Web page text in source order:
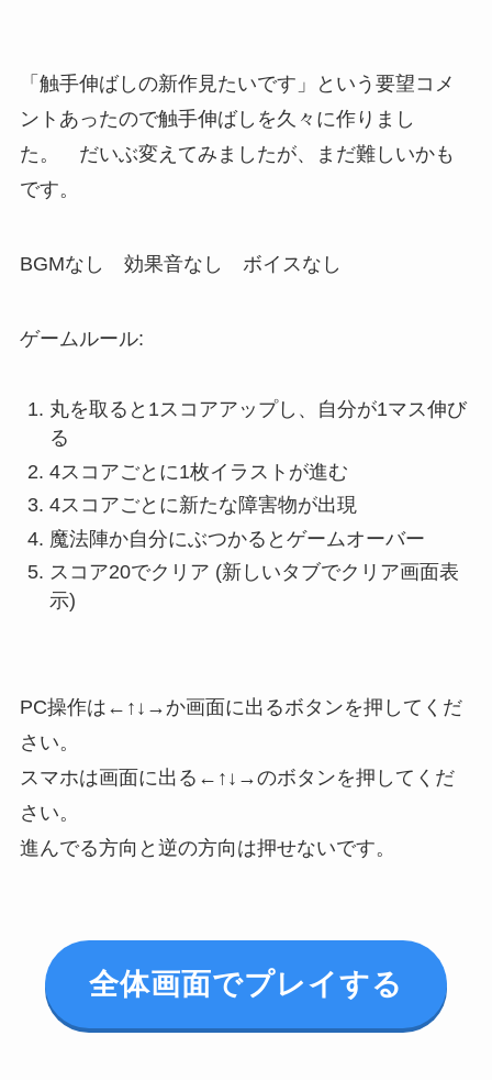
「触手伸ばしの新作見たいです」という要望コメ
ントあったので触手伸ばしを久々に作りまし
た。 だいぶ変えてみましたが、まだ難しいかも
です。
BGMなし 効果音なし ボイスなし
ゲームルール:
丸を取ると1スコアアップし、自分が1マス伸び
る
4スコアごとに1枚イラストが進む
4スコアごとに新たな障害物が出現
魔法陣か自分にぶつかるとゲームオーバー
スコア20でクリア (新しいタブでクリア画面表
示)
PC操作は←↑↓→か画面に出るボタンを押してくだ
さい。
スマホは画面に出る←↑↓→のボタンを押してくだ
さい。
進んでる方向と逆の方向は押せないです。
全体画面でプレイする